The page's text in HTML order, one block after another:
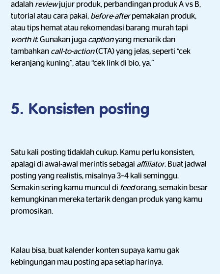
adalah reviewjujur produk, perbandingan produk A vs B,
tutorial atau cara pakai, before-afterpemakaian produk,
atau tips hemat atau rekomendasi barang murah tapi
worth it. Gunakan juga captionyang menarik dan
tambahkan call-to-action(CTA) yang jelas, seperti “cek
keranjang kuning”, atau “cek link di bio, ya.”
5. Konsisten posting
Satu kali posting tidaklah cukup. Kamu perlu konsisten,
apalagi di awal-awal merintis sebagai affiliator. Buat jadwal
posting yang realistis, misalnya 3–4 kali seminggu.
Semakin sering kamu muncul di feedorang, semakin besar
kemungkinan mereka tertarik dengan produk yang kamu
promosikan.
Kalau bisa, buat kalender konten supaya kamu gak
kebingungan mau posting apa setiap harinya.